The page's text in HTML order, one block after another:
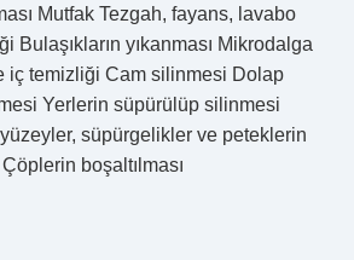
Mutfak Tezgah, fayans, lavabo
Bulaşıkların yıkanması Mikrodalga
iç temizliği Cam silinmesi Dolap
Yerlerin süpürülüp silinmesi
süpürgelikler ve peteklerin
boşaltılması